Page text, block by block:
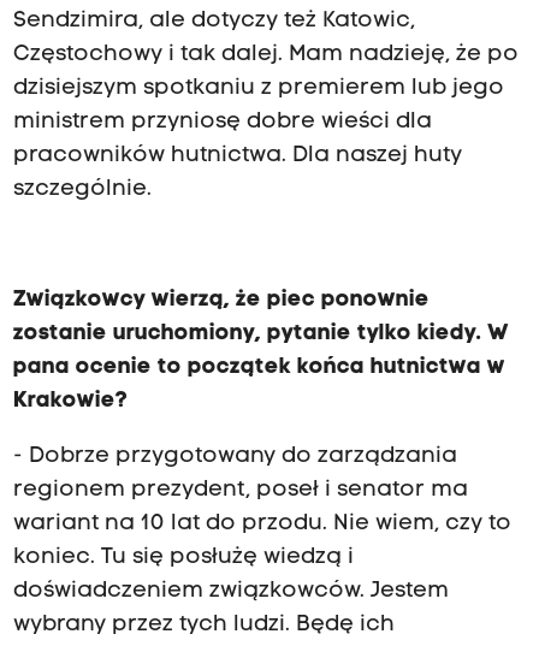
Sendzimira, ale dotyczy też Katowic,
Częstochowy i tak dalej. Mam nadzieję, że po
dzisiejszym spotkaniu z premierem lub jego
ministrem przyniosę dobre wieści dla
pracowników hutnictwa. Dla naszej huty
szczególnie.
Związkowcy wierzą, że piec ponownie
zostanie uruchomiony, pytanie tylko kiedy. W
pana ocenie to początek końca hutnictwa w
Krakowie?
- Dobrze przygotowany do zarządzania
regionem prezydent, poseł i senator ma
wariant na 10 lat do przodu. Nie wiem, czy to
koniec. Tu się posłużę wiedzą i
doświadczeniem związkowców. Jestem
wybrany przez tych ludzi. Będę ich